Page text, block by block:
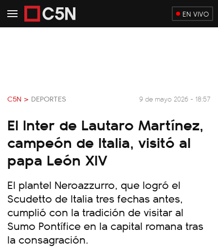
EN VIVO
C5N > DEPORTES 9 de mayo 2026 - 18:57
El Inter de Lautaro Martínez,
campeón de Italia, visitó al
papa León XIV
El plantel Neroazzurro, que logró el
Scudetto de Italia tres fechas antes,
cumplió con la tradición de visitar al
Sumo Pontífice en la capital romana tras
la consagración.